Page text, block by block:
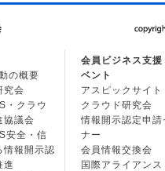
の概要
究会
・クラウ
協議会
安全・信
情報開示認
進
会員ビジネス支援
ベント
アスピックサイト
クラウド研究会
情報開示認定申請
ナー
会員情報交換会
国際アライアンス